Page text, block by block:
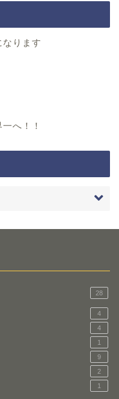
ります
へ！！
28
4
4
1
9
2
1